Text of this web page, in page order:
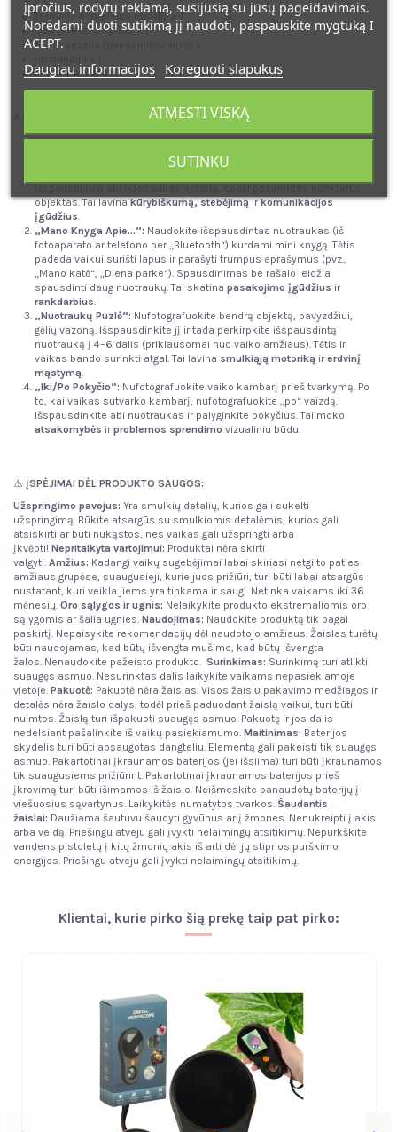
Terminio popieriaus ritinėlis x 1
USB įkrovimo laidas x 1
Kaklo dirželis (pakabinimo virvė) x 1
Pakavimo dėžė x 1
4 patrauklūs žaidimai, naudojant šį žaislą ir kitus žaislus:
užduotį su tema, pavyzdžiui, „Spalvos kambaryje“, „Daiktas, kuris
išspausdina ir abi nuotraukas aptaria, kodėl pasirinktas konkretus
objektas. Tai lavinakūrybiškumą, stebėjimąirkomunikacijos
įgūdžius
„Mano Knyga Apie...“: Naudokite išspausdintas nuotraukas (iš
fotoaparato ar telefono per „Bluetooth“) kurdami mini knygą. Tėtis
padeda vaikui surišti lapus ir parašyti trumpus aprašymus (pvz.,
„Mano katė“, „Diena parke“). Spausdinimas be rašalo leidžia
spausdinti daug nuotraukų. Tai skatina pasakojimo įgūdžius ir
rankdarbius
„Nuotraukų Puzlė“: Nufotografuokite bendrą objektą, pavyzdžiui,
gėlių vazoną. Išspausdinkite jį ir tada perkirpkite išspausdintą
nuotrauką į 4–6 dalis (priklausomai nuo vaiko amžiaus). Tėtis ir
vaikas bando surinkti atgal. Tai lavina smulkiąją motoriką irerdvinį
mąstymą
„Iki/Po Pokyčio“: Nufotografuokite vaiko kambarį prieš tvarkymą. Po
to, kai vaikas sutvarko kambarį, nufotografuokite „po“ vaizdą.
Išspausdinkite abi nuotraukas ir palyginkite pokyčius. Tai moko
atsakomybės irproblemos sprendimo vizualiniu būdu.
⚠ ĮSPĖJIMAI DĖL PRODUKTO SAUGOS:
Užspringimo pavojus: Yra smulkių detalių, kurios gali sukelti
užspringimą. Būkite atsargūs su smulkiomis detalėmis, kurios gali
atsiskirti ar būti nukąstos, nes vaikas gali užspringti arba
įkvėpti! Nepritaikyta vartojimui: Produktai nėra skirti
valgyti. Amžius: Kadangi vaikų sugebėjimai labai skiriasi netgi to paties
amžiaus grupėse, suaugusieji, kurie juos prižiūri, turi būti labai atsargūs
nustatant, kuri veikla jiems yra tinkama ir saugi. Netinka vaikams iki 36
mėnesių. Oro sąlygos ir ugnis: Nelaikykite produkto ekstremaliomis oro
sąlygomis ar šalia ugnies. Naudojimas: Naudokite produktą tik pagal
paskirtį. Nepaisykite rekomendacijų dėl naudotojo amžiaus. Žaislas turėtų
būti naudojamas, kad būtų išvengta mušimo, kad būtų išvengta
žalos. Nenaudokite pažeisto produkto. Surinkimas: Surinkimą turi atlikti
suaugęs asmuo. Nesurinktas dalis laikykite vaikams nepasiekiamoje
vietoje. Pakuotė: Pakuotė nėra žaislas. Visos žaislо pakavimo medžiagos ir
detalės nėra žaislo dalys, todėl prieš paduodant žaislą vaikui, turi būti
nuimtos. Žaislą turi išpakuoti suaugęs asmuo. Pakuotę ir jos dalis
nedelsiant pašalinkite iš vaikų pasiekiamumo. Maitinimas: Baterijos
skydelis turi būti apsaugotas dangteliu. Elementą gali pakeisti tik suaugęs
asmuo. Pakartotinai įkraunamos baterijos (jei išsiima) turi būti įkraunamos
tik suaugusiems prižiūrint. Pakartotinai įkraunamos baterijos prieš
įkrovimą turi būti išimamos iš žaislo. Neišmeskite panaudotų baterijų į
viešuosius sąvartynus. Laikykitės numatytos tvarkos. Šaudantis
žaislai: Daužiama šautuvu šaudyti gyvūnus ar į žmones. Nenukreipti į akis
arba veidą. Priešingu atveju gali įvykti nelaimingų atsitikimų. Nepurkškite
vandens pistoletų į kitų žmonių akis iš arti dėl jų stiprios purškimo
energijos. Priešingu atveju gali įvykti nelaimingų atsitikimų.
Klientai, kurie pirko šią prekę taip pat pirko:
įpročius, rodytų reklamą, susijusią su jūsų pageidavimais.
Norėdami duoti sutikimą jį naudoti, paspauskite mygtuką I
ACEPT.
Daugiau informacijos Koreguoti slapukus
ATMESTI VISKĄ
SUTINKU